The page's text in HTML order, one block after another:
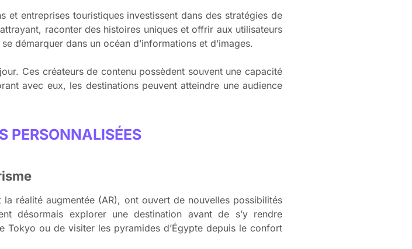
entreprises touristiques investissent dans des stratégies de
raconter des histoires uniques et offrir aux utilisateurs
démarquer dans un océan d’informations et d’images.
Ces créateurs de contenu possèdent souvent une capacité
avec eux, les destinations peuvent atteindre une audience
PERSONNALISÉES
réalité augmentée (AR), ont ouvert de nouvelles possibilités
désormais explorer une destination avant de s’y rendre
Tokyo ou de visiter les pyramides d’Égypte depuis le confort